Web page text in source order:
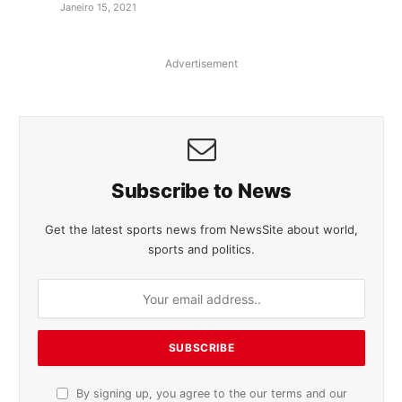
Janeiro 15, 2021
Advertisement
Subscribe to News
Get the latest sports news from NewsSite about world,
sports and politics.
By signing up, you agree to the our terms and our